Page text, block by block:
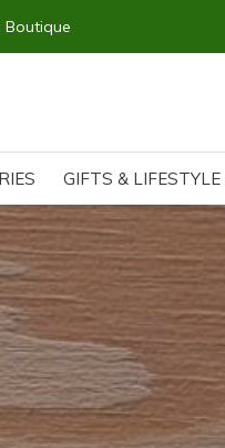
GIFTS & LIFESTYLE
Boutique